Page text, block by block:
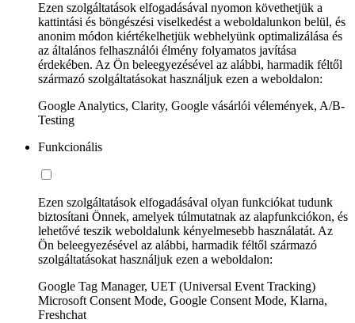
Ezen szolgáltatások elfogadásával nyomon követhetjük a
kattintási és böngészési viselkedést a weboldalunkon belül, és
anonim módon kiértékelhetjük webhelyünk optimalizálása és
az általános felhasználói élmény folyamatos javítása
érdekében. Az Ön beleegyezésével az alábbi, harmadik féltől
származó szolgáltatásokat használjuk ezen a weboldalon:
Google Analytics, Clarity, Google vásárlói vélemények, A/B-
Testing
Funkcionális
Ezen szolgáltatások elfogadásával olyan funkciókat tudunk
biztosítani Önnek, amelyek túlmutatnak az alapfunkciókon, és
lehetővé teszik weboldalunk kényelmesebb használatát. Az
Ön beleegyezésével az alábbi, harmadik féltől származó
szolgáltatásokat használjuk ezen a weboldalon:
Google Tag Manager, UET (Universal Event Tracking)
Microsoft Consent Mode, Google Consent Mode, Klarna,
Freshchat